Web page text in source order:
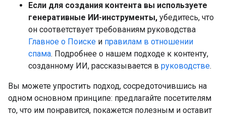
Если для создания контента вы используете
генеративные ИИ-инструменты, убедитесь, что
он соответствует требованиям руководства
Главное о Поиске и правилам в отношении
спама. Подробнее о нашем подходе к контенту,
созданному ИИ, рассказывается в руководстве.
Вы можете упростить подход, сосредоточившись на
одном основном принципе: предлагайте посетителям
то, что им понравится, покажется полезным и оставит